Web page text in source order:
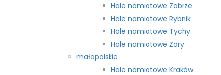
Hale namiotowe Zabrze
Hale namiotowe Rybnik
Hale namiotowe Tychy
Hale namiotowe Żory
małopolskie
Hale namiotowe Kraków